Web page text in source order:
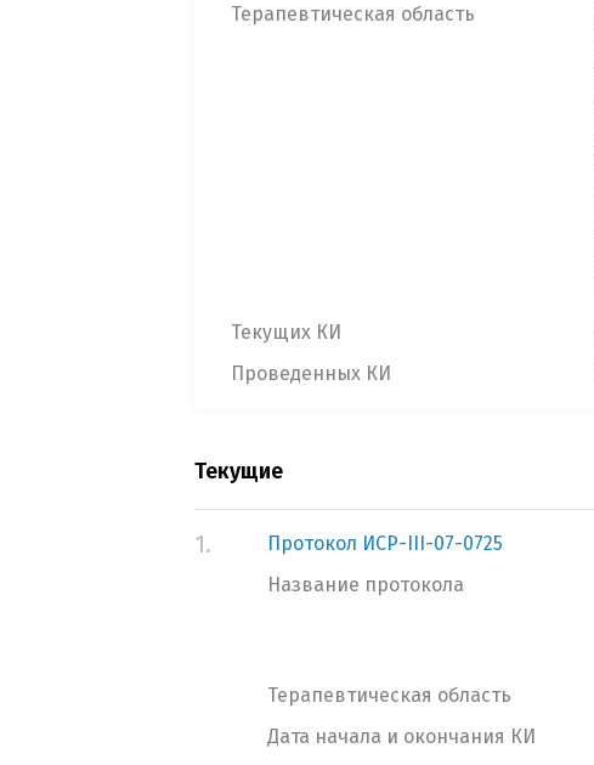
Терапевтическая область
Текущих КИ
Проведенных КИ
Текущие
1.
Протокол ИСР-III-07-0725
Название протокола
Терапевтическая область
Дата начала и окончания КИ